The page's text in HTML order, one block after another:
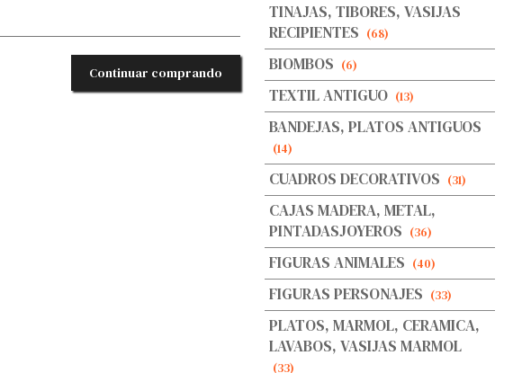
TINAJAS, TIBORES, VASIJAS
RECIPIENTES (68)
BIOMBOS (6)
TEXTIL ANTIGUO (13)
BANDEJAS, PLATOS ANTIGUOS
(14)
CUADROS DECORATIVOS (31)
CAJAS MADERA, METAL,
PINTADASJOYEROS (36)
FIGURAS ANIMALES (40)
FIGURAS PERSONAJES (33)
PLATOS, MARMOL, CERAMICA,
LAVABOS, VASIJAS MARMOL
(33)
Continuar comprando